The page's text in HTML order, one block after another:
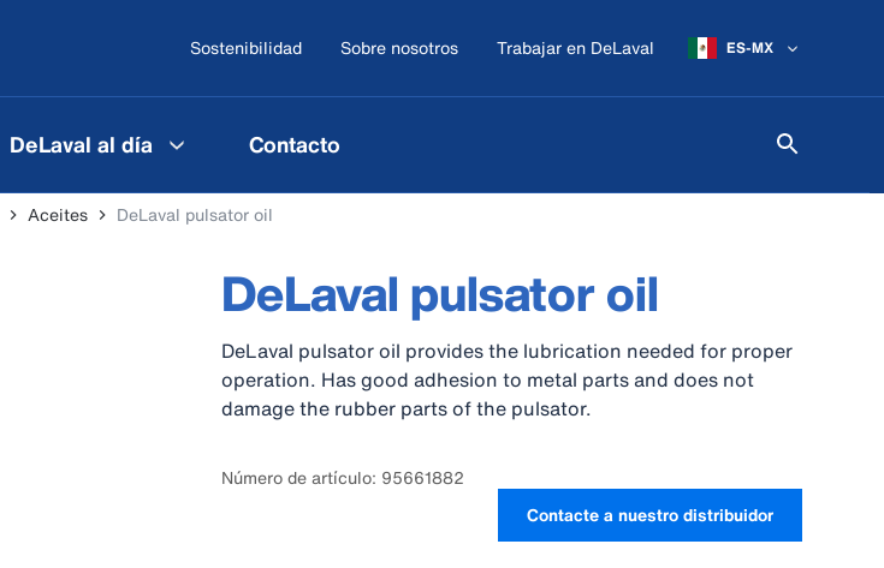
Sostenibilidad Sobre nosotros Trabajar en DeLaval ES-MX
DeLaval al día Contacto
Aceites DeLaval pulsator oil
DeLaval pulsator oil
DeLaval pulsator oil provides the lubrication needed for proper
operation. Has good adhesion to metal parts and does not
damage the rubber parts of the pulsator.
Número de artículo: 95661882
Contacte a nuestro distribuidor